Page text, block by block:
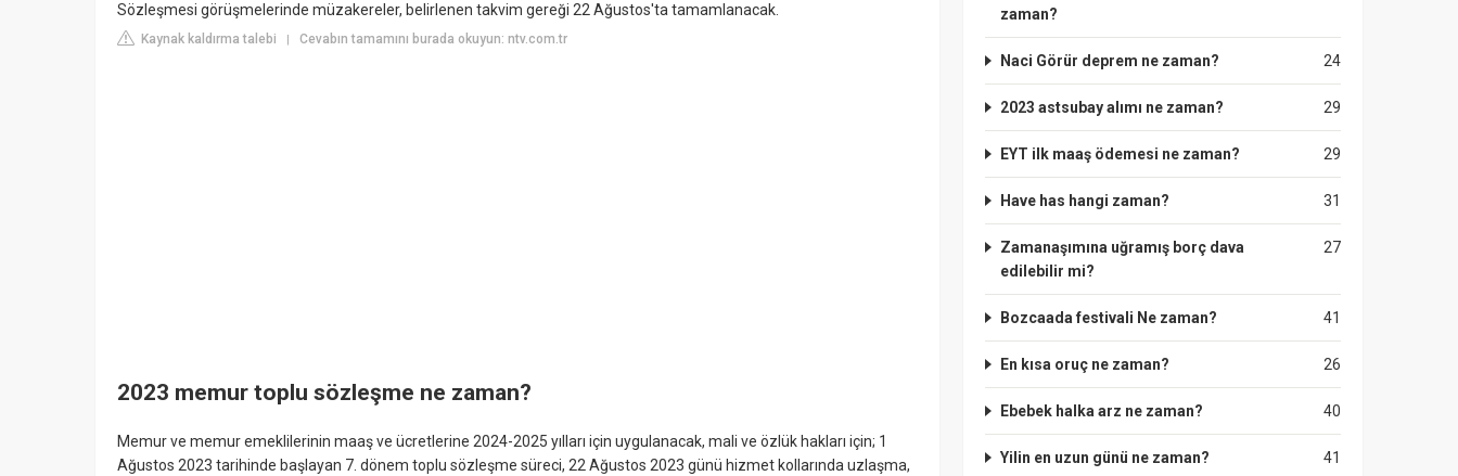
Sözleşmesi görüşmelerinde müzakereler, belirlenen takvim gereği 22 Ağustos'ta tamamlanacak.
Kaynak kaldırma talebi | Cevabın tamamını burada okuyun: ntv.com.tr
2023 memur toplu sözleşme ne zaman?
Memur ve memur emeklilerinin maaş ve ücretlerine 2024-2025 yılları için uygulanacak, mali ve özlük hakları için; 1
Ağustos 2023 tarihinde başlayan 7. dönem toplu sözleşme süreci, 22 Ağustos 2023 günü hizmet kollarında uzlaşma,
zaman?
24
Naci Görür deprem ne zaman?
29
2023 astsubay alımı ne zaman?
29
EYT ilk maaş ödemesi ne zaman?
31
Have has hangi zaman?
27
Zamanaşımına uğramış borç dava
edilebilir mi?
41
Bozcaada festivali Ne zaman?
26
En kısa oruç ne zaman?
40
Ebebek halka arz ne zaman?
41
Yilin en uzun günü ne zaman?